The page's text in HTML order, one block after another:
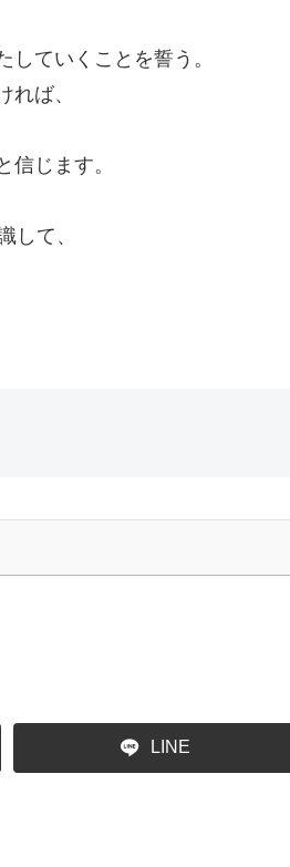
ていくことを誓う。
ば、
じます。
して、
LINE